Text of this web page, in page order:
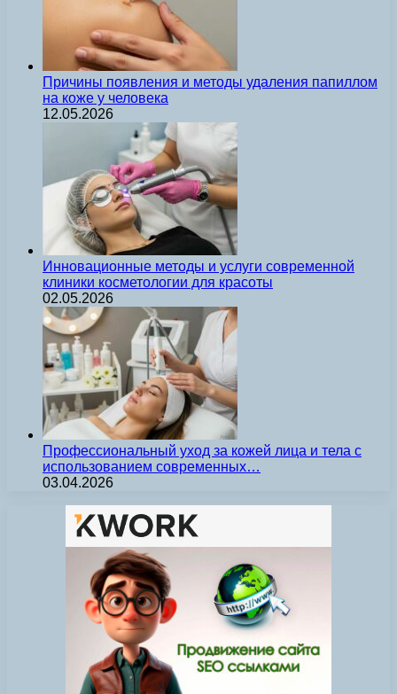
Причины появления и методы удаления папиллом
на коже у человека
12.05.2026
Инновационные методы и услуги современной
клиники косметологии для красоты
02.05.2026
Профессиональный уход за кожей лица и тела с
использованием современных…
03.04.2026